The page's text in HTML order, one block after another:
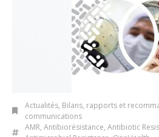
Actualités, Bilans, rapports et
communications
AMR, Antibiorésistance, Antibiotic